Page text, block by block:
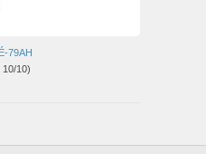
79AH
10/10)